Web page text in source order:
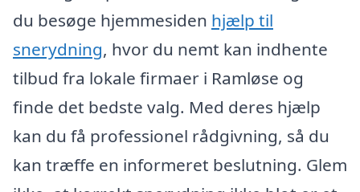
du besøge hjemmesiden hjælp til
snerydning, hvor du nemt kan indhente
tilbud fra lokale firmaer i Ramløse og
finde det bedste valg. Med deres hjælp
kan du få professionel rådgivning, så du
kan træffe en informeret beslutning. Glem